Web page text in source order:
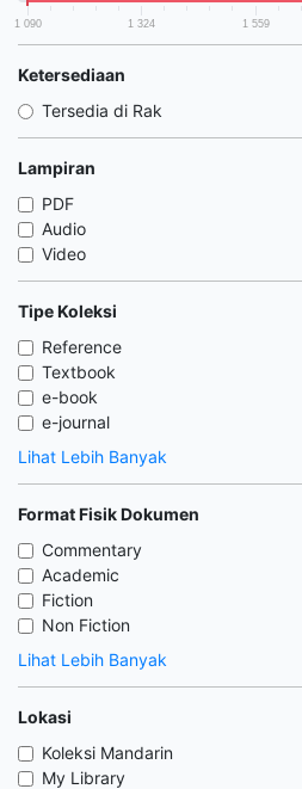
1 090 1 324 1 559
Ketersediaan
Tersedia di Rak
Lampiran
PDF
Audio
Video
Tipe Koleksi
Reference
Textbook
e-book
e-journal
Lihat Lebih Banyak
Format Fisik Dokumen
Commentary
Academic
Fiction
Non Fiction
Lihat Lebih Banyak
Lokasi
Koleksi Mandarin
My Library